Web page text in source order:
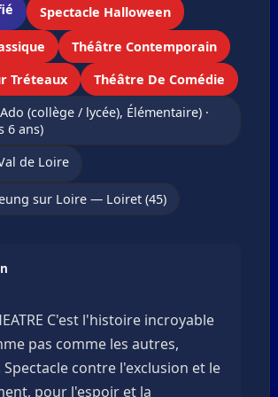
Spectacle Halloween
Théâtre Contemporain
Tréteaux
Théâtre De Comédie
(collège / lycée), Élémentaire) ·
6 ans)
de Loire
sur Loire — Loiret (45)
C'est l'histoire incroyable
pas comme les autres,
contre l'exclusion et le
pour l'espoir et la